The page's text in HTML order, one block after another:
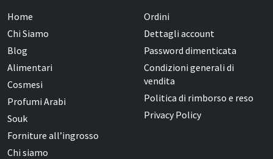
Home
Chi Siamo
Blog
Alimentari
Cosmesi
Profumi Arabi
Souk
Forniture all’ingrosso
Chi siamo
Ordini
Dettagli account
Password dimenticata
Condizioni generali di
vendita
Politica di rimborso e reso
Privacy Policy